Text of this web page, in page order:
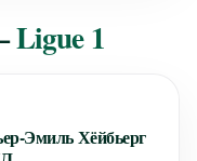
Ligue 1
Эмиль Хёйбьерг